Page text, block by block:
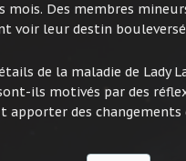
mois. Des membres
voir leur destin bouleversé
de la maladie de Lady
ils motivés par des
des changements